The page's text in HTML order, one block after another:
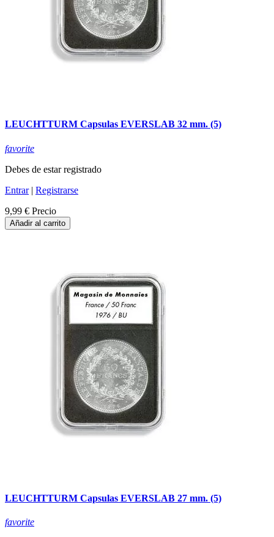
LEUCHTTURM Capsulas EVERSLAB 32 mm. (5)
favorite
Debes de estar registrado
Entrar| Registrarse
9,99 € Precio
Añadir al carrito
LEUCHTTURM Capsulas EVERSLAB 27 mm. (5)
favorite